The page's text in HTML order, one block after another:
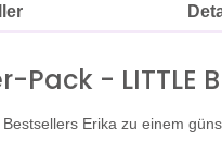
- LITTLE
Erika zu einem